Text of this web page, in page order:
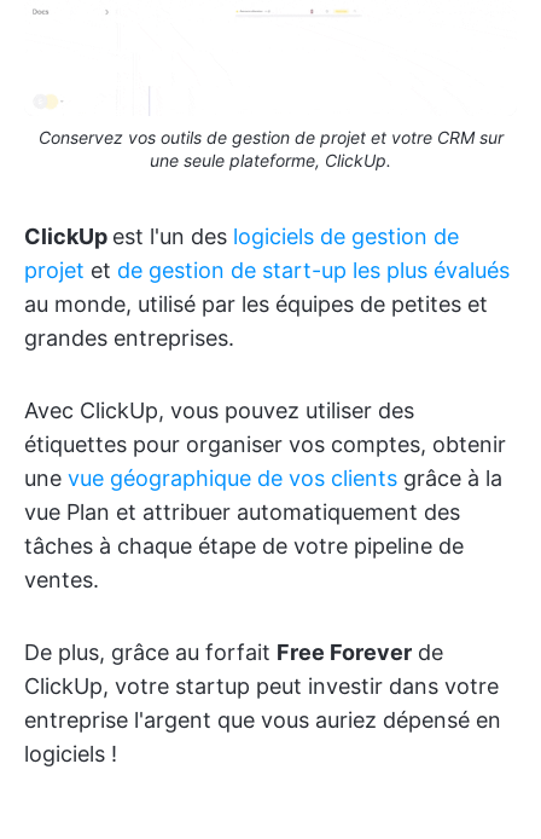
Conservez vos outils de gestion de projet et votre CRM sur
une seule plateforme, ClickUp.
ClickUp est l'un des logiciels de gestion de
projet et de gestion de start-up les plus évalués
au monde, utilisé par les équipes de petites et
grandes entreprises.
Avec ClickUp, vous pouvez utiliser des
étiquettes pour organiser vos comptes, obtenir
une vue géographique de vos clients grâce à la
vue Plan et attribuer automatiquement des
tâches à chaque étape de votre pipeline de
ventes.
De plus, grâce au forfait Free Forever de
ClickUp, votre startup peut investir dans votre
entreprise l'argent que vous auriez dépensé en
logiciels !